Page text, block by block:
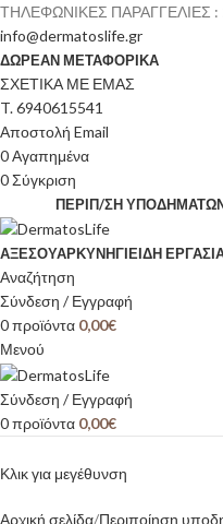
ΤΗΛΕΦΩΝΙΚΕΣ ΠΑΡΑΓΓΕΛΙΕΣ :
info@dermatoslife.gr
ΔΩΡΕΑΝ ΜΕΤΑΦΟΡΙΚΑ
ΣΧΕΤΙΚΑ ΜΕ ΕΜΑΣ
T. 6940615541
Αποστολή Email
0Αγαπημένα
0Σύγκριση
ΠΕΡΙΠ/ΣΗ
ΑΞΕΣΟΥΆΡΚΥΝΉΓΙΕΊΔΗ
Αναζήτηση
Σύνδεση / Εγγραφή
0προϊόντα 0,00€
Μενού
Σύνδεση / Εγγραφή
0προϊόντα 0,00€
Κλικ για μεγέθυνση
Αρχική σελίδα Περιποίηση